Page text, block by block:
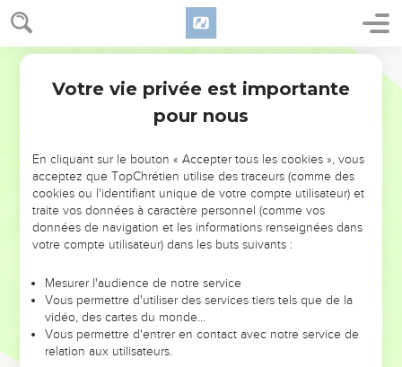
NE MANQUEZ PAS L’ÉVÉNEMENT
DE L’ANNÉE !
ET SI LEURS ERREURS POUVAIENT VOUS ÉVITER LES
VOTRES ?
leur foi ou leur vision. Mais on voit moins les doutes, les erreurs
et les saisons difficiles qu'ils ont traversés, alors même que ce
sont elles qui les ont façonnés.
Dans cette conférence, leaders, entrepreneurs, et responsables
Votre vie privée est importante
pour nous
En cliquant sur le bouton « Accepter tous les cookies », vous
acceptez que TopChrétien utilise des traceurs (comme des
cookies ou l'identifiant unique de votre compte utilisateur) et
traite vos données à caractère personnel (comme vos
données de navigation et les informations renseignées dans
votre compte utilisateur) dans les buts suivants :
Mesurer l'audience de notre service
Vous permettre d'utiliser des services tiers tels que de la
vidéo, des cartes du monde…
Vous permettre d'entrer en contact avec notre service de
relation aux utilisateurs.